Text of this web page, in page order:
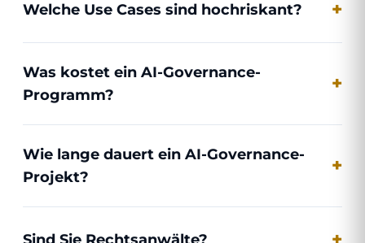
Welche Use Cases sind hochriskant?
Was kostet ein AI-Governance-
Programm?
Wie lange dauert ein AI-Governance-
Projekt?
Sind Sie Rechtsanwälte?